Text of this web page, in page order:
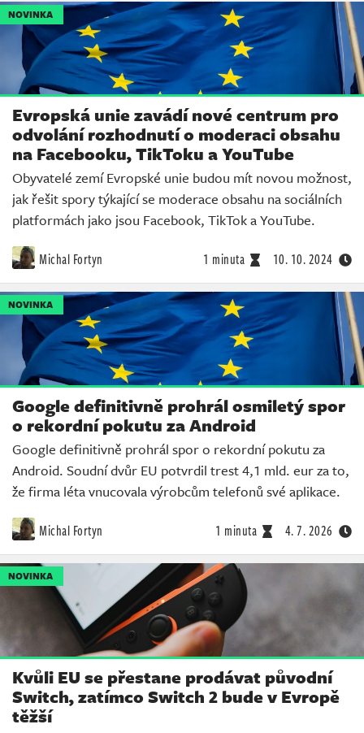
NOVINKA
Evropská unie zavádí nové centrum pro
odvolání rozhodnutí o moderaci obsahu
na Facebooku, TikToku a YouTube
Obyvatelé zemí Evropské unie budou mít novou možnost,
jak řešit spory týkající se moderace obsahu na sociálních
platformách jako jsou Facebook, TikTok a YouTube.
Michal Fortyn 1 minuta 10. 10. 2024
NOVINKA
Google definitivně prohrál osmiletý spor
o rekordní pokutu za Android
Google definitivně prohrál spor o rekordní pokutu za
Android. Soudní dvůr EU potvrdil trest 4,1 mld. eur za to,
že firma léta vnucovala výrobcům telefonů své aplikace.
Michal Fortyn 1 minuta 4. 7. 2026
NOVINKA
Kvůli EU se přestane prodávat původní
Switch, zatímco Switch 2 bude v Evropě
těžší